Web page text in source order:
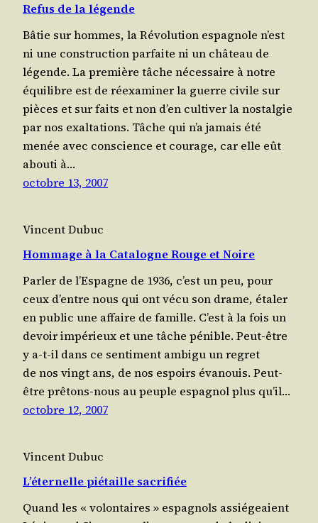
Refus de la légende
Bâtie sur hommes, la Révo­lu­tion espa­gnole n’est
ni une construc­tion par­faite ni un châ­teau de
légende. La pre­mière tâche néces­saire à notre
équi­libre est de réexaminer la guerre civile sur
pièces et sur faits et non d’en culti­ver la nos­tal­gie
par nos exal­ta­tions. Tâche qui n’a jamais été
menée avec conscience et cou­rage, car elle eût
abou­ti à…
octobre 13, 2007
Vincent Dubuc
Hommage à la Catalogne Rouge et Noire
Par­ler de l’Espagne de 1936, c’est un peu, pour
ceux d’entre nous qui ont vécu son drame, éta­ler
en public une affaire de famille. C’est à la fois un
devoir impé­rieux et une tâche pénible. Peut-être
y a‑t-il dans ce sen­ti­ment ambi­gu un regret
de nos vingt ans, de nos espoirs éva­nouis. Peut-
être prê­tons-nous au peuple espa­gnol plus qu’il…
octobre 12, 2007
Vincent Dubuc
L’éternelle piétaille sacrifiée
Quand les « volontaires » espa­gnols assié­geaient